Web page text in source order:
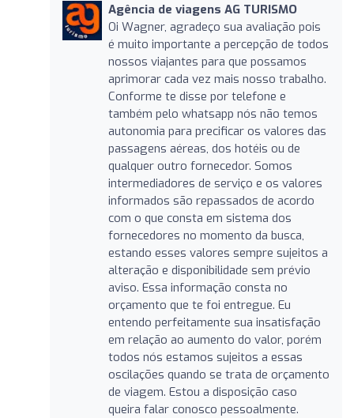
Agência de viagens AG TURISMO
Oi Wagner, agradeço sua avaliação pois
é muito importante a percepção de todos
nossos viajantes para que possamos
aprimorar cada vez mais nosso trabalho.
Conforme te disse por telefone e
também pelo whatsapp nós não temos
autonomia para precificar os valores das
passagens aéreas, dos hotéis ou de
qualquer outro fornecedor. Somos
intermediadores de serviço e os valores
informados são repassados de acordo
com o que consta em sistema dos
fornecedores no momento da busca,
estando esses valores sempre sujeitos a
alteração e disponibilidade sem prévio
aviso. Essa informação consta no
orçamento que te foi entregue. Eu
entendo perfeitamente sua insatisfação
em relação ao aumento do valor, porém
todos nós estamos sujeitos a essas
oscilações quando se trata de orçamento
de viagem. Estou a disposição caso
queira falar conosco pessoalmente.